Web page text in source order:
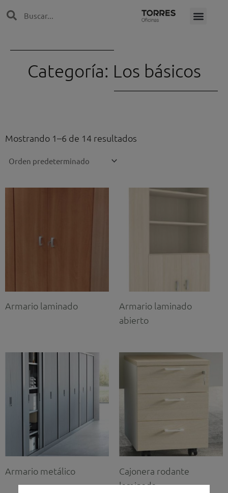
SearchSearch
Categoría: Los básicos
Mostrando 1–6 de 14 resultados
Armario laminado
Armario laminado
abierto
Armario metálico
Cajonera rodante
laminada